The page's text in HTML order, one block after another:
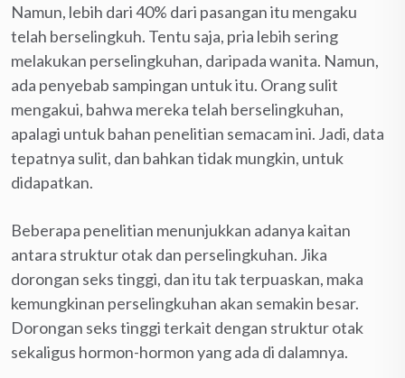
Namun, lebih dari 40% dari pasangan itu mengaku
telah berselingkuh. Tentu saja, pria lebih sering
melakukan perselingkuhan, daripada wanita. Namun,
ada penyebab sampingan untuk itu. Orang sulit
mengakui, bahwa mereka telah berselingkuhan,
apalagi untuk bahan penelitian semacam ini. Jadi, data
tepatnya sulit, dan bahkan tidak mungkin, untuk
didapatkan.
Beberapa penelitian menunjukkan adanya kaitan
antara struktur otak dan perselingkuhan. Jika
dorongan seks tinggi, dan itu tak terpuaskan, maka
kemungkinan perselingkuhan akan semakin besar.
Dorongan seks tinggi terkait dengan struktur otak
sekaligus hormon-hormon yang ada di dalamnya.